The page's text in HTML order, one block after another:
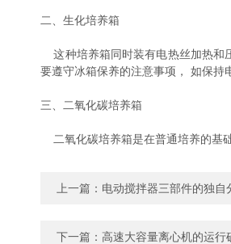
二、生化培养箱
这种培养箱同时装有电热丝加热和压缩
要遵守冰箱保养的注意事项， 如保持电
三、二氧化碳培养箱
二氧化碳培养箱是在普通培养的基础
上一篇： 电动搅拌器三部件的独自
下一篇： 高速大容量离心机的运行